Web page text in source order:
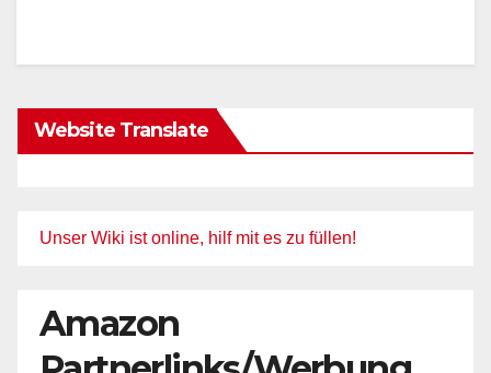
Website Translate
Unser Wiki ist online, hilf mit es zu füllen!
Amazon